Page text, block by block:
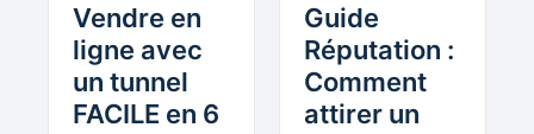
Vendre en
ligne avec
un tunnel
FACILE en 6
Guide
Réputation :
Comment
attirer un